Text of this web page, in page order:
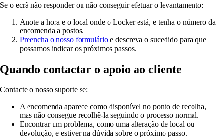
Se o ecrã não responder ou não conseguir efetuar o levantamento:
Anote a hora e o local onde o Locker está, e tenha o número da
encomenda a postos.
Preencha o nosso formulário e descreva o sucedido para que
possamos indicar os próximos passos.
Quando contactar o apoio ao cliente
Contacte o nosso suporte se:
A encomenda aparece como disponível no ponto de recolha,
mas não consegue recolhê-la seguindo o processo normal.
Encontrar um problema, como uma alteração de local ou
devolução, e estiver na dúvida sobre o próximo passo.